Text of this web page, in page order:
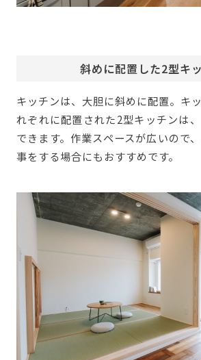
斜めに配置した2型キ
キッチンは、大胆に斜めに配置。キ
れぞれに配置された2型キッチンは
できます。作業スペースが広いので
事をする場合にもおすすめです。